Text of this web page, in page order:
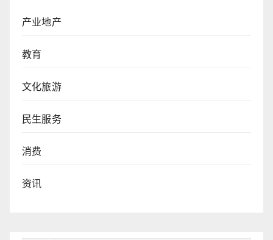
产业地产
教育
文化旅游
民生服务
消费
资讯